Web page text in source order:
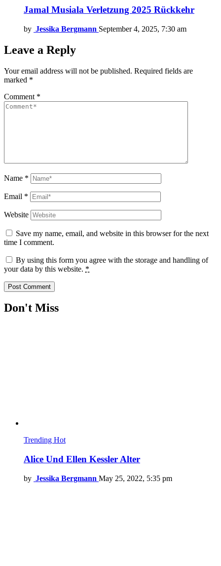
Jamal Musiala Verletzung 2025 Rückkehr
by Jessika Bergmann September 4, 2025, 7:30 am
Leave a Reply
Your email address will not be published. Required fields are
marked *
Comment *
Name *
Email *
Website
Save my name, email, and website in this browser for the next
time I comment.
By using this form you agree with the storage and handling of
your data by this website. *
Don't Miss
Trending Hot
Alice Und Ellen Kessler Alter
by Jessika Bergmann May 25, 2022, 5:35 pm